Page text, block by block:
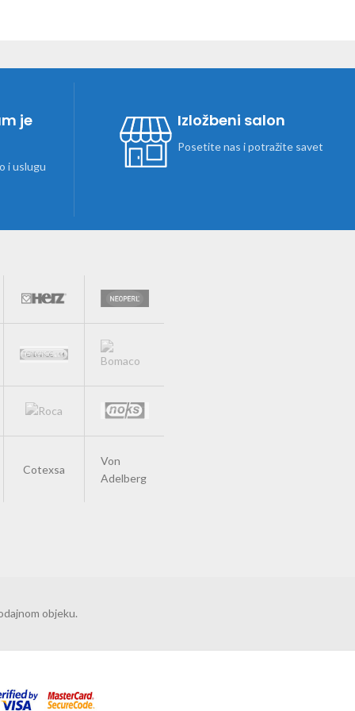
je
i uslugu
Izložbeni salon
Posetite nas i potražite savet
Cotexsa
Von
Adelberg
objeku.